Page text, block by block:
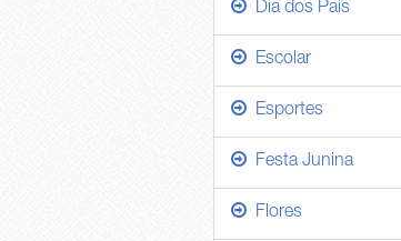
Dia dos Pais
Escolar
Esportes
Festa Junina
Flores